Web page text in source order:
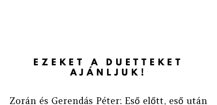
EZEKET A DUETTEKET
AJÁNLJUK!
Zorán és Gerendás Péter: Eső előtt, eső után